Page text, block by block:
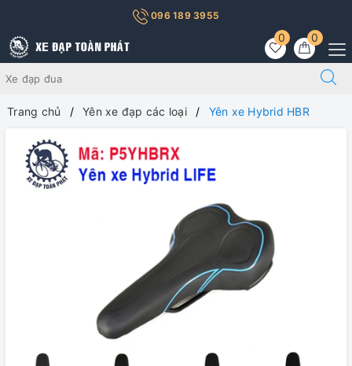
096 189 3955
0
0
Trang chủ Yên xe đạp các loại Yên xe Hybrid HBR